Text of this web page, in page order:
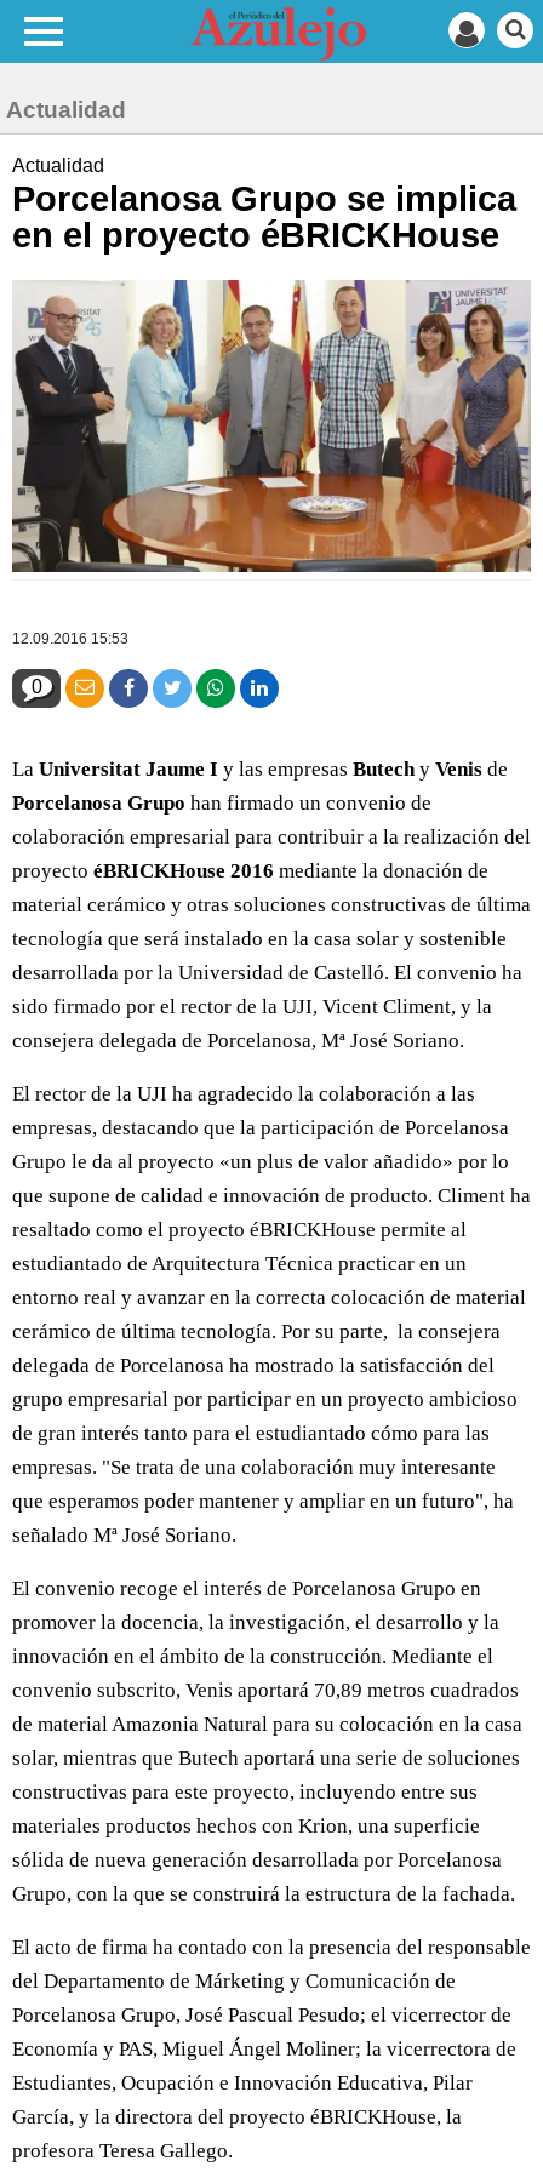
Actualidad
Actualidad
Porcelanosa Grupo se implica
en el proyecto éBRICKHouse
12.09.2016 15:53
0
La Universitat Jaume I y las empresas Butech y Venis de
Porcelanosa Grupo han firmado un convenio de
colaboración empresarial para contribuir a la realización del
proyecto éBRICKHouse 2016 mediante la donación de
material cerámico y otras soluciones constructivas de última
tecnología que será instalado en la casa solar y sostenible
desarrollada por la Universidad de Castelló. El convenio ha
sido firmado por el rector de la UJI, Vicent Climent, y la
consejera delegada de Porcelanosa, Mª José Soriano.
El rector de la UJI ha agradecido la colaboración a las
empresas, destacando que la participación de Porcelanosa
Grupo le da al proyecto «un plus de valor añadido» por lo
que supone de calidad e innovación de producto. Climent ha
resaltado como el proyecto éBRICKHouse permite al
estudiantado de Arquitectura Técnica practicar en un
entorno real y avanzar en la correcta colocación de material
cerámico de última tecnología. Por su parte, la consejera
delegada de Porcelanosa ha mostrado la satisfacción del
grupo empresarial por participar en un proyecto ambicioso
de gran interés tanto para el estudiantado cómo para las
empresas. "Se trata de una colaboración muy interesante
que esperamos poder mantener y ampliar en un futuro", ha
señalado Mª José Soriano.
El convenio recoge el interés de Porcelanosa Grupo en
promover la docencia, la investigación, el desarrollo y la
innovación en el ámbito de la construcción. Mediante el
convenio subscrito, Venis aportará 70,89 metros cuadrados
de material Amazonia Natural para su colocación en la casa
solar, mientras que Butech aportará una serie de soluciones
constructivas para este proyecto, incluyendo entre sus
materiales productos hechos con Krion, una superficie
sólida de nueva generación desarrollada por Porcelanosa
Grupo, con la que se construirá la estructura de la fachada.
El acto de firma ha contado con la presencia del responsable
del Departamento de Márketing y Comunicación de
Porcelanosa Grupo, José Pascual Pesudo; el vicerrector de
Economía y PAS, Miguel Ángel Moliner; la vicerrectora de
Estudiantes, Ocupación e Innovación Educativa, Pilar
García, y la directora del proyecto éBRICKHouse, la
profesora Teresa Gallego.